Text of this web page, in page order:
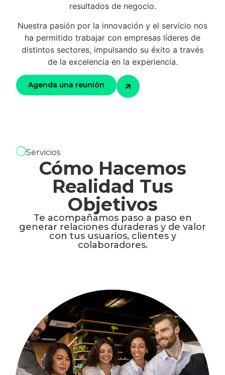
resultados de negocio.
Nuestra pasión por la innovación y el servicio nos
ha permitido trabajar con empresas líderes de
distintos sectores, impulsando su éxito a través
de la excelencia en la experiencia.
Agenda una reunión
Servicios
Cómo Hacemos
Realidad Tus
Objetivos
Te acompañamos paso a paso en
generar relaciones duraderas y de valor
con tus usuarios, clientes y
colaboradores.